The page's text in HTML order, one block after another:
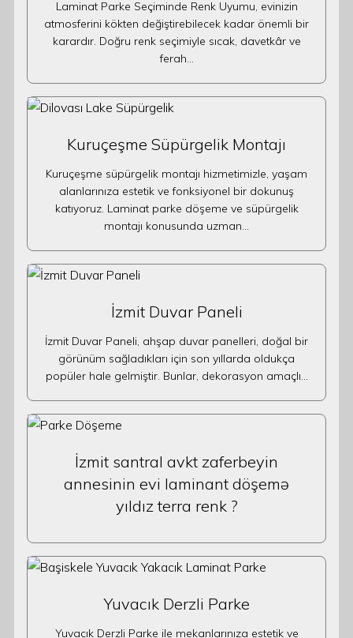
Laminat Parke Seçiminde Renk Uyumu, evinizin
atmosferini kökten değiştirebilecek kadar önemli bir
karardır. Doğru renk seçimiyle sıcak, davetkâr ve
ferah…
Kuruçeşme Süpürgelik Montajı
Kuruçeşme süpürgelik montajı hizmetimizle, yaşam
alanlarınıza estetik ve fonksiyonel bir dokunuş
katıyoruz. Laminat parke döşeme ve süpürgelik
montajı konusunda uzman…
İzmit Duvar Paneli
İzmit Duvar Paneli, ahşap duvar panelleri, doğal bir
görünüm sağladıkları için son yıllarda oldukça
popüler hale gelmiştir. Bunlar, dekorasyon amaçlı…
İzmit santral avkt zaferbeyin
annesinin evi laminant döşemə
yıldız terra renk ?
Yuvacık Derzli Parke
Yuvacık Derzli Parke ile mekanlarınıza estetik ve